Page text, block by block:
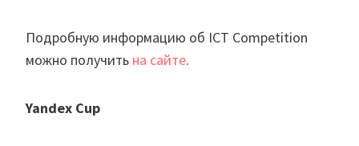
Подробную информацию об ICT Competition
можно получить на сайте.
Yandex Cup